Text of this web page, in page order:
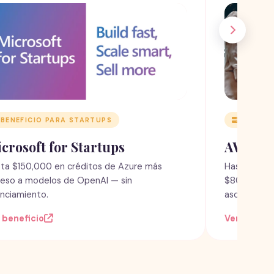
BENEFICIO PARA STARTUPS
for Startups
$150,000 en créditos de Azure más
a modelos de OpenAI — sin
beneficio
AWS
Hasta
$800k+ en
asociadas.
Ver